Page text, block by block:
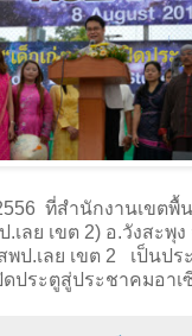
ที่สำนักงานเขตพื้
.เลย เขต 2) อ.วังสะพุ
ป.เลย เขต 2 เป็นปร
ดประตูสู่ประชาคมอาเ